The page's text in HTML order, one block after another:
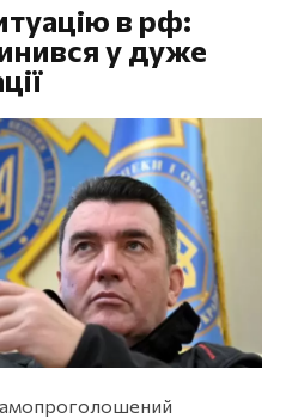
в рф:
у дуже